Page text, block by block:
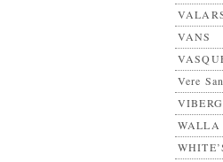
VANS
Vere
WALLA